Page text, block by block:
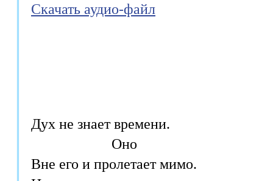
Скачать аудио-файл
Дух не знает времени.
                      Оно
Вне его и пролетает мимо.